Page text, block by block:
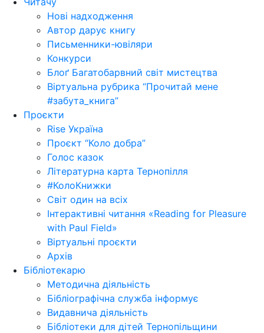
Нові надходження
Автор дарує книгу
Письменники-ювіляри
Конкурси
Блоґ Багатобарвний світ мистецтва
Віртуальна рубрика “Прочитай мене
#забута_книга”
Проєкти
Rise Україна
Проєкт “Коло добра”
Голос казок
Літературна карта Тернопілля
#КолоКнижки
Світ один на всіх
Інтерактивні читання «Reading for Pleasure
with Paul Field»
Віртуальні проєкти
Архів
Бібліотекарю
Методична діяльність
Бібліографічна служба інформує
Видавнича діяльність
Бібліотеки для дітей Тернопільщини